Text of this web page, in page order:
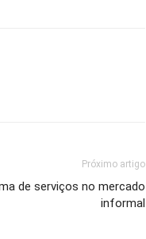
Próximo artigo
de serviços no mercado
informal